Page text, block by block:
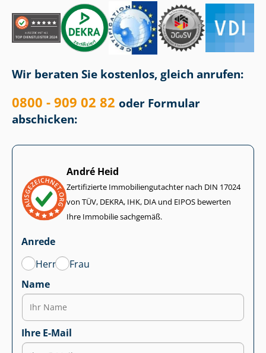
Wir beraten Sie kostenlos, gleich anrufen:
0800 - 909 02 82 oder Formular
abschicken:
André Heid
Zertifizierte Im­mo­bi­li­en­gut­ach­ter nach DIN 17024
von TÜV, DEKRA, IHK, DIA und EIPOS bewerten
Ihre Immobilie sachgemäß.
Anrede
Herr
Frau
Name
Ihre E-Mail